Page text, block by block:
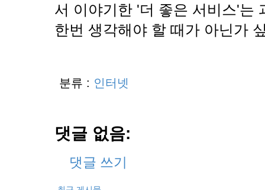
서 이야기한 '더 좋은 서비스'는
한번 생각해야 할 때가 아닌가
분류 : 인터넷
댓글 없음:
댓글 쓰기